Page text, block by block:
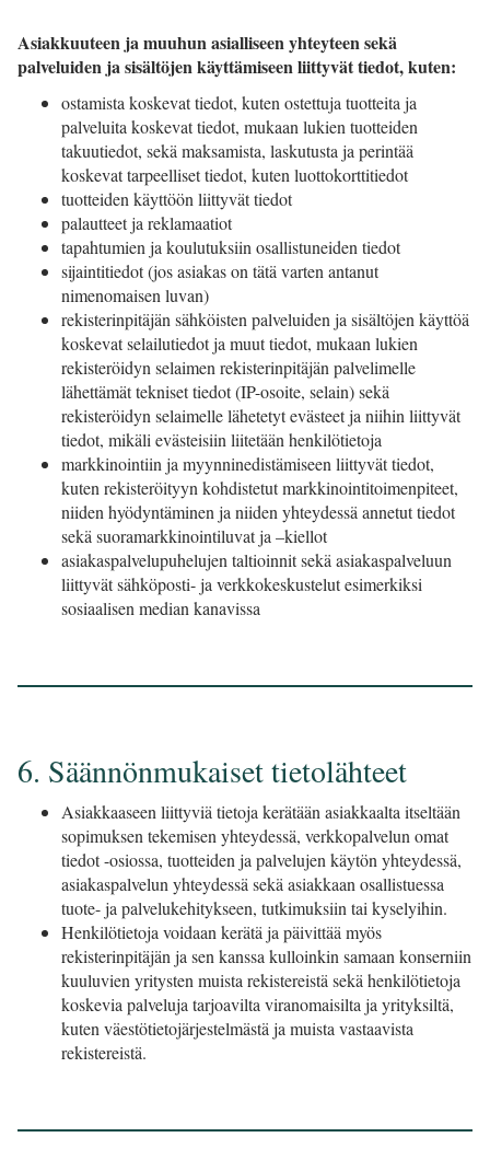
Asiakkuuteen ja muuhun asialliseen yhteyteen sekä
palveluiden ja sisältöjen käyttämiseen liittyvät tiedot, kuten:
ostamista koskevat tiedot, kuten ostettuja tuotteita ja
palveluita koskevat tiedot, mukaan lukien tuotteiden
takuutiedot, sekä maksamista, laskutusta ja perintää
koskevat tarpeelliset tiedot, kuten luottokorttitiedot
tuotteiden käyttöön liittyvät tiedot
palautteet ja reklamaatiot
tapahtumien ja koulutuksiin osallistuneiden tiedot
sijaintitiedot (jos asiakas on tätä varten antanut
nimenomaisen luvan)
rekisterinpitäjän sähköisten palveluiden ja sisältöjen käyttöä
koskevat selailutiedot ja muut tiedot, mukaan lukien
rekisteröidyn selaimen rekisterinpitäjän palvelimelle
lähettämät tekniset tiedot (IP-osoite, selain) sekä
rekisteröidyn selaimelle lähetetyt evästeet ja niihin liittyvät
tiedot, mikäli evästeisiin liitetään henkilötietoja
markkinointiin ja myynninedistämiseen liittyvät tiedot,
kuten rekisteröityyn kohdistetut markkinointitoimenpiteet,
niiden hyödyntäminen ja niiden yhteydessä annetut tiedot
sekä suoramarkkinointiluvat ja –kiellot
asiakaspalvelupuhelujen taltioinnit sekä asiakaspalveluun
liittyvät sähköposti- ja verkkokeskustelut esimerkiksi
sosiaalisen median kanavissa
6. Säännönmukaiset tietolähteet
Asiakkaaseen liittyviä tietoja kerätään asiakkaalta itseltään
sopimuksen tekemisen yhteydessä, verkkopalvelun omat
tiedot -osiossa, tuotteiden ja palvelujen käytön yhteydessä,
asiakaspalvelun yhteydessä sekä asiakkaan osallistuessa
tuote- ja palvelukehitykseen, tutkimuksiin tai kyselyihin.
Henkilötietoja voidaan kerätä ja päivittää myös
rekisterinpitäjän ja sen kanssa kulloinkin samaan konserniin
kuuluvien yritysten muista rekistereistä sekä henkilötietoja
koskevia palveluja tarjoavilta viranomaisilta ja yrityksiltä,
kuten väestötietojärjestelmästä ja muista vastaavista
rekistereistä.